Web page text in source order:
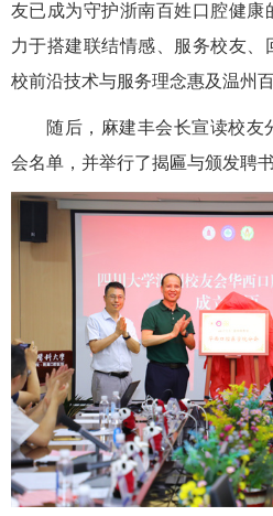
友已成为守护浙南百姓口腔健康
力于搭建联结情感、服务校友
校前沿技术与服务理念惠及温州百
随后，麻建丰会长宣读校
会名单，并举行了揭匾与颁发聘书